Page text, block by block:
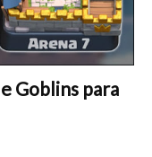
Goblins para